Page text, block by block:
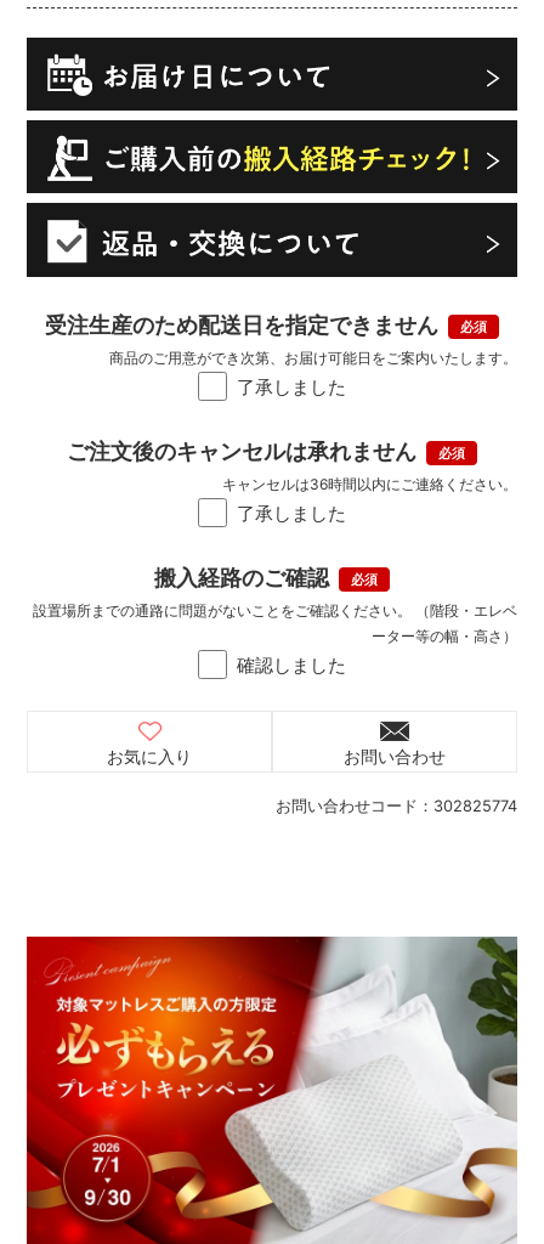
お問い合わせコード： 302825774
受注生産のため配送日を指定できません
了承しました
商品のご用意ができ次第、お届け可能日をご案内いたします。
ご注文後のキャンセルは承れません
了承しました
キャンセルは36時間以内にご連絡ください。
搬入経路のご確認
確認しました
設置場所までの通路に問題がないことをご確認ください。 （階段・エレベ
ーター等の幅・高さ）
お気に入り お問い合わせ